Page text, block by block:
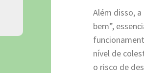
Além disso,
bem”,
nível de
o risco de